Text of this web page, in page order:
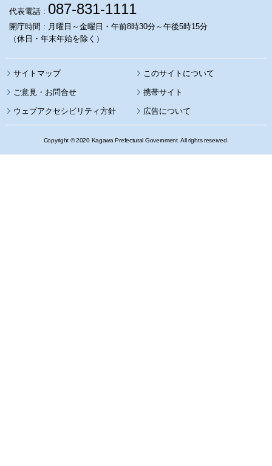
代表電話 : 087-831-1111
開庁時間 : 月曜日～金曜日・午前8時30分～午後5時15分
（休日・年末年始を除く）
サイトマップ このサイトについて
携帯サイト
ウェブアクセシビリティ方針 広告について
Copyright © 2020 Kagawa Prefectural Government. All rights reserved.